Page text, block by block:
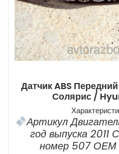
Датчик ABS
Солярис /
Артикул
год выпуска 2011
номер 507 ОЕМ